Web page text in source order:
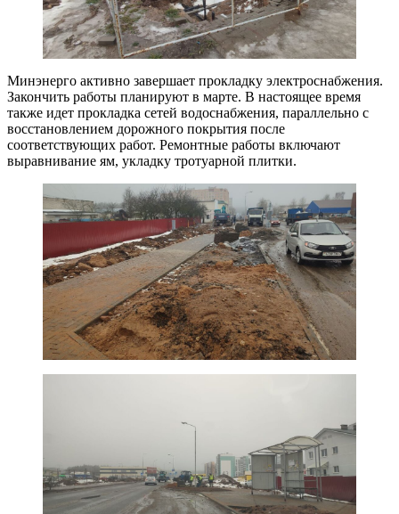
Минэнерго активно завершает прокладку электроснабжения.
Закончить работы планируют в марте. В настоящее время
также идет прокладка сетей водоснабжения, параллельно с
восстановлением дорожного покрытия после
соответствующих работ. Ремонтные работы включают
выравнивание ям, укладку тротуарной плитки.